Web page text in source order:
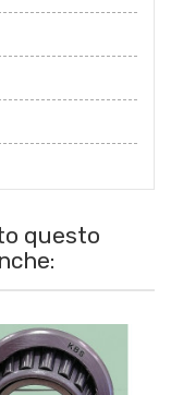
questo